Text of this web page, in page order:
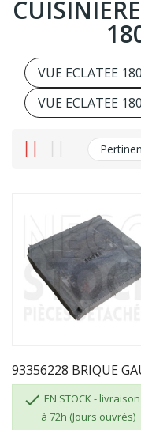
VUE ECLATEE
VUE ECLATEE
 EN STOCK -
à 72h (Jours ouvrés)